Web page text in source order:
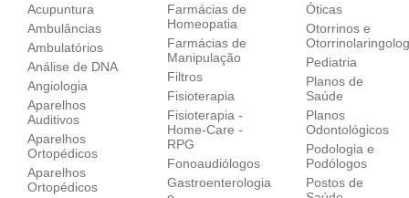
Acupuntura
Ambulâncias
Ambulatórios
Análise de DNA
Angiologia
Aparelhos
Auditivos
Aparelhos
Ortopédicos‎
Aparelhos
Ortopédicos‎
Farmácias de
Homeopatia
Farmácias de
Manipulação
Filtros
Fisioterapia
Fisioterapia -
Home-Care -
RPG
Fonoaudiólogos
Gastroenterologia
Óticas
Otorrinos e
Pediatria
Planos de
Saúde
Planos
Odontológicos
Podologia e
Podólogos
Postos de